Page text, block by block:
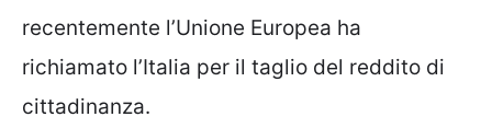
recentemente l’Unione Europea ha
richiamato l’Italia per il taglio del reddito di
cittadinanza.